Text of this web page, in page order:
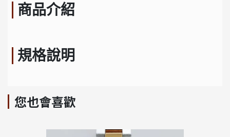
商品介紹
規格說明
您也會喜歡